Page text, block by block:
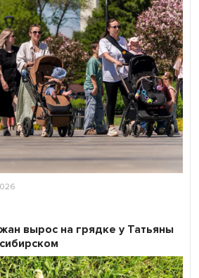
вырос на грядке у Татьяны